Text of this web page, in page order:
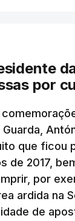
por
que ficou
de 2017,
por
ardida na
de